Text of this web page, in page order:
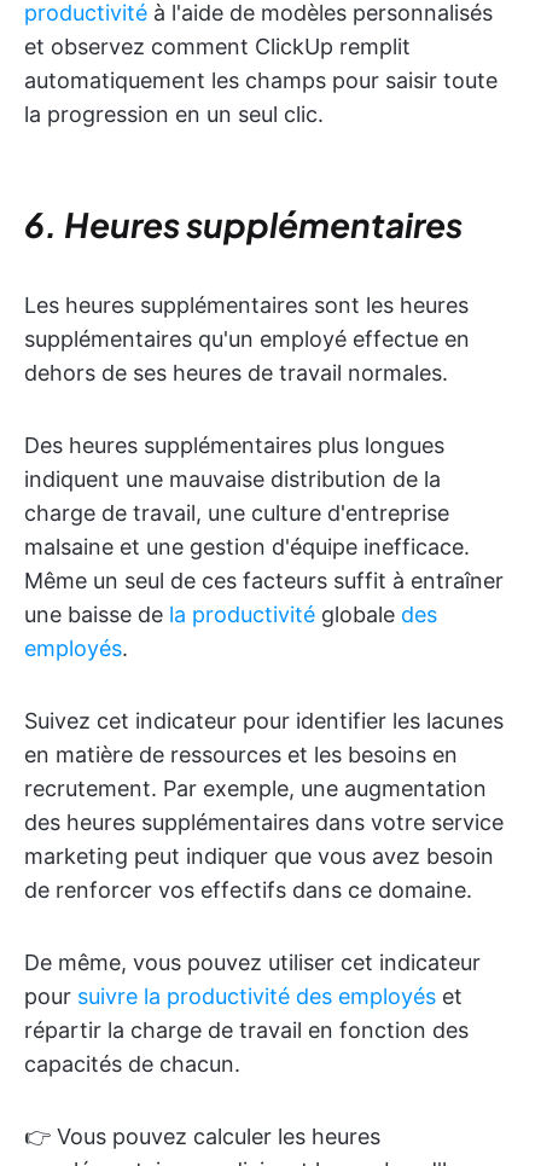
productivité à l'aide de modèles personnalisés
et observez comment ClickUp remplit
automatiquement les champs pour saisir toute
la progression en un seul clic.
6. Heures supplémentaires
Les heures supplémentaires sont les heures
supplémentaires qu'un employé effectue en
dehors de ses heures de travail normales.
Des heures supplémentaires plus longues
indiquent une mauvaise distribution de la
charge de travail, une culture d'entreprise
malsaine et une gestion d'équipe inefficace.
Même un seul de ces facteurs suffit à entraîner
une baisse de la productivité globale des
employés.
Suivez cet indicateur pour identifier les lacunes
en matière de ressources et les besoins en
recrutement. Par exemple, une augmentation
des heures supplémentaires dans votre service
marketing peut indiquer que vous avez besoin
de renforcer vos effectifs dans ce domaine.
De même, vous pouvez utiliser cet indicateur
pour suivre la productivité des employés et
répartir la charge de travail en fonction des
capacités de chacun.
👉 Vous pouvez calculer les heures